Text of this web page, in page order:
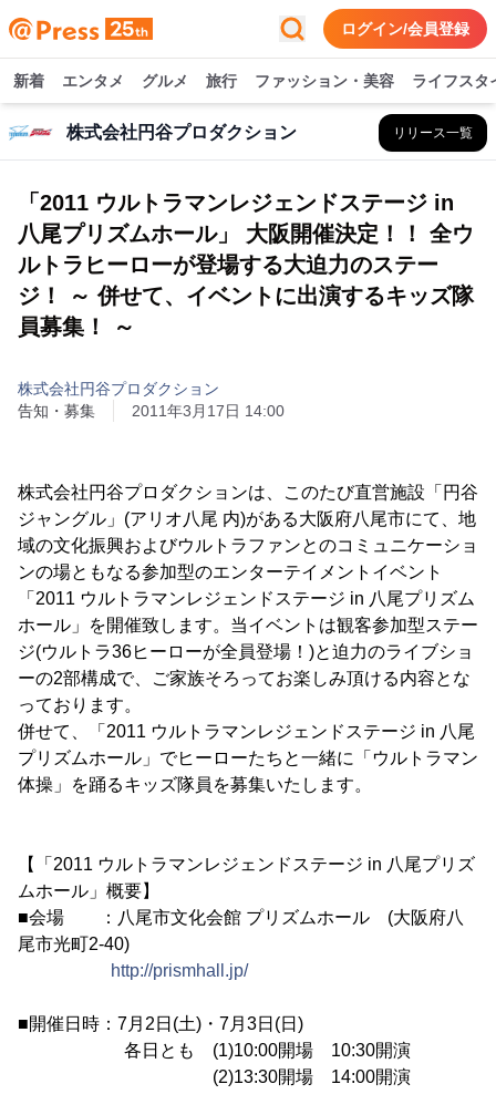
ログイン/会員登録
新着 エンタメ グルメ 旅行 ファッション・美容 ライフスタ
株式会社円谷プロダクション リリース一覧
「2011 ウルトラマンレジェンドステージ in
八尾プリズムホール」 大阪開催決定！！ 全ウ
ルトラヒーローが登場する大迫力のステー
ジ！ ～ 併せて、イベントに出演するキッズ隊
員募集！ ～
株式会社円谷プロダクション
告知・募集
2011年3月17日 14:00
株式会社円谷プロダクションは、このたび直営施設「円谷
ジャングル」(アリオ八尾 内)がある大阪府八尾市にて、地
域の文化振興およびウルトラファンとのコミュニケーショ
ンの場ともなる参加型のエンターテイメントイベント
「2011 ウルトラマンレジェンドステージ in 八尾プリズム
ホール」を開催致します。当イベントは観客参加型ステー
ジ(ウルトラ36ヒーローが全員登場！)と迫力のライブショ
ーの2部構成で、ご家族そろってお楽しみ頂ける内容とな
っております。
併せて、「2011 ウルトラマンレジェンドステージ in 八尾
プリズムホール」でヒーローたちと一緒に「ウルトラマン
体操」を踊るキッズ隊員を募集いたします。
【「2011 ウルトラマンレジェンドステージ in 八尾プリズ
ムホール」概要】
■会場 ：八尾市文化会館 プリズムホール (大阪府八
尾市光町2-40)
http://prismhall.jp/
■開催日時：7月2日(土)・7月3日(日)
各日とも (1)10:00開場 10:30開演
(2)13:30開場 14:00開演